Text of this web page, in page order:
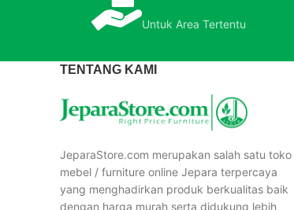
Untuk Area Tertentu
TENTANG KAMI
JeparaStore.com merupakan salah satu toko
mebel / furniture online Jepara terpercaya
yang menghadirkan produk berkualitas baik
dengan harga murah serta didukung lebih